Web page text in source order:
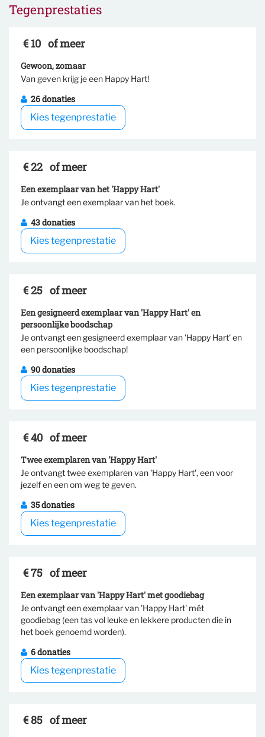
Tegenprestaties
€ 10 of meer
Gewoon, zomaar
Van geven krijg je een Happy Hart!
26 donaties
Kies tegenprestatie
Selecteer tegenprestatie
€ 22 of meer
Een exemplaar van het 'Happy Hart'
Je ontvangt een exemplaar van het boek.
43 donaties
Kies tegenprestatie
Selecteer tegenprestatie
€ 25 of meer
Een gesigneerd exemplaar van 'Happy Hart' en
persoonlijke boodschap
Je ontvangt een gesigneerd exemplaar van 'Happy Hart' en
een persoonlijke boodschap!
90 donaties
Kies tegenprestatie
Selecteer tegenprestatie
€ 40 of meer
Twee exemplaren van 'Happy Hart'
Je ontvangt twee exemplaren van 'Happy Hart', een voor
jezelf en een om weg te geven.
35 donaties
Kies tegenprestatie
Selecteer tegenprestatie
€ 75 of meer
Een exemplaar van 'Happy Hart' met goodiebag
Je ontvangt een exemplaar van 'Happy Hart' mét
goodiebag (een tas vol leuke en lekkere producten die in
het boek genoemd worden).
6 donaties
Kies tegenprestatie
Selecteer tegenprestatie
€ 85 of meer